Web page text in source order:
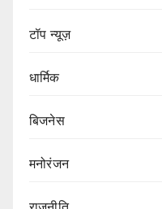
टॉप न्यूज़
धार्मिक
बिजनेस
मनोरंजन